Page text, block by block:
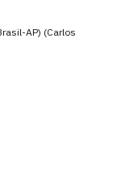
AP) (Carlos